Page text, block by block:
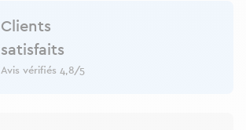
Clients
satisfaits
Avis vérifiés 4,8/5